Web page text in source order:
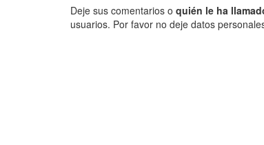
Deje sus comentarios o quién le ha
usuarios. Por favor no deje datos